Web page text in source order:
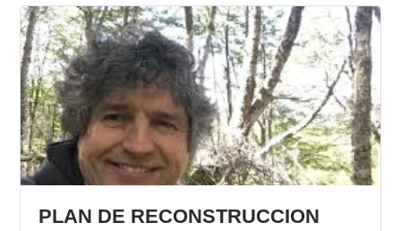
PLAN DE RECONSTRUCCION